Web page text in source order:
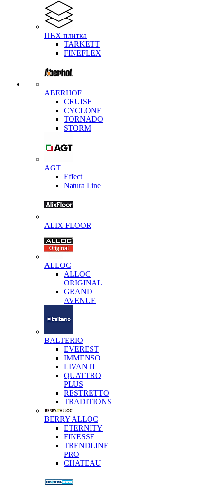
ПВХ плитка
TARKETT
FINEFLEX
ABERHOF
CRUISE
CYCLONE
TORNADO
STORM
AGT
Effect
Natura Line
ALIX FLOOR
ALLOC
ALLOC
ORIGINAL
GRAND
AVENUE
BALTERIO
EVEREST
IMMENSO
LIVANTI
QUATTRO
PLUS
RESTRETTO
TRADITIONS
BERRY ALLOC
ETERNITY
FINESSE
TRENDLINE
PRO
CHATEAU